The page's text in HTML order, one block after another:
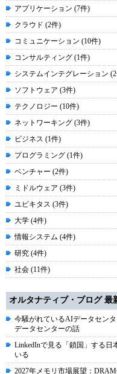
アプリケーション (7件)
クラウド (2件)
コミュニケーション (10件)
コンサルティング (1件)
システムインテグレーション
ソフトウェア (3件)
テクノロジー (10件)
ネットワーキング (3件)
ビジネス (1件)
プログラミング (1件)
ベンチャー (2件)
ミドルウェア (3件)
ユビキタス (3件)
大学 (4件)
情報システム (4件)
研究 (4件)
社会 (11件)
オルタナティブ・ブログ 最
今騒がれているAIデータセン
データセンターの話
LinkedInで見る「鎖国」する
いる
2027年メモリ市場展望：